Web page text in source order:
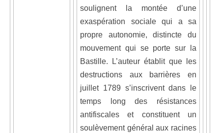
soulignent la montée d’une
exaspération sociale qui a sa
propre autonomie, distincte du
mouvement qui se porte sur la
Bastille. L’auteur établit que les
destructions aux barrières en
juillet 1789 s’inscrivent dans le
temps long des résistances
antifiscales et constituent un
soulèvement général aux racines